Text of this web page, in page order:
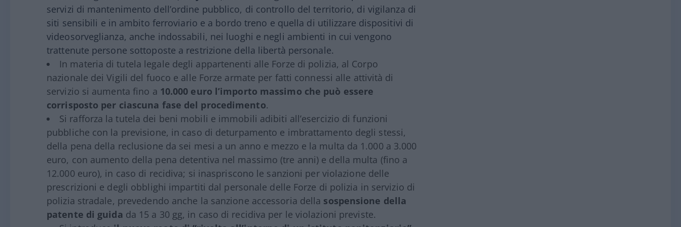
servizi di mantenimento dell’ordine pubblico, di controllo del territorio, di vigilanza di
siti sensibili e in ambito ferroviario e a bordo treno e quella di utilizzare dispositivi di
videosorveglianza, anche indossabili, nei luoghi e negli ambienti in cui vengono
trattenute persone sottoposte a restrizione della libertà personale.
In materia di tutela legale degli appartenenti alle Forze di polizia, al Corpo
nazionale dei Vigili del fuoco e alle Forze armate per fatti connessi alle attività di
servizio si aumenta fino a 10.000 euro l’importo massimo che può essere
corrisposto per ciascuna fase del procedimento.
Si rafforza la tutela dei beni mobili e immobili adibiti all’esercizio di funzioni
pubbliche con la previsione, in caso di deturpamento e imbrattamento degli stessi,
della pena della reclusione da sei mesi a un anno e mezzo e la multa da 1.000 a 3.000
euro, con aumento della pena detentiva nel massimo (tre anni) e della multa (fino a
12.000 euro), in caso di recidiva; si inaspriscono le sanzioni per violazione delle
prescrizioni e degli obblighi impartiti dal personale delle Forze di polizia in servizio di
polizia stradale, prevedendo anche la sanzione accessoria della sospensione della
patente di guida da 15 a 30 gg, in caso di recidiva per le violazioni previste.